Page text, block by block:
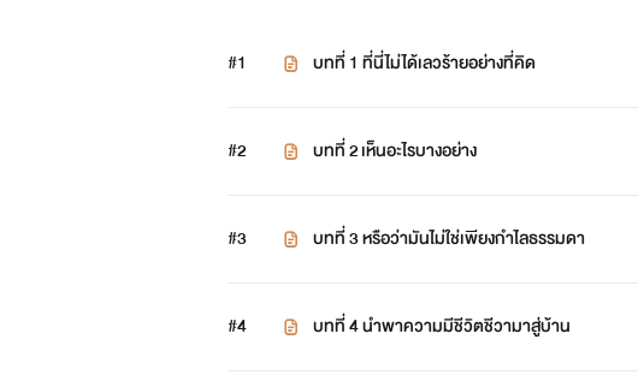
#1 บทที่ 1 ที่นี่ไม่ได้เลวร้ายอย่างที่คิด
#2 บทที่ 2 เห็นอะไรบางอย่าง
#3 บทที่ 3 หรือว่ามันไม่ใช่เพียงกำไลธรรมดา
#4 บทที่ 4 นำพาความมีชีวิตชีวามาสู่บ้าน